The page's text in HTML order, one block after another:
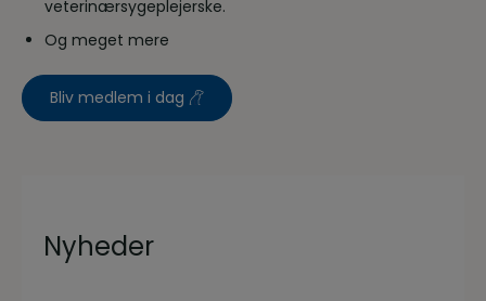
veterinærsygeplejerske.
Og meget mere
Bliv medlem i dag
Nyheder